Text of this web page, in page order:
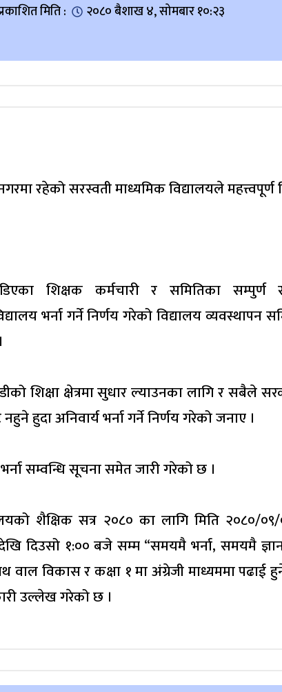
मिति : २०८० बैशाख ४, सोमबार १०:२३
रहेको सरस्वती माध्यमिक विद्यालयले महत्त्वपूर्ण
शिक्षक कर्मचारी र समितिका
भर्ना गर्ने निर्णय गरेको विद्यालय व्यवस्थापन
शिक्षा क्षेत्रमा सुधार ल्याउनका लागि र सबैले
हुदा अनिवार्य भर्ना गर्ने निर्णय गरेको जनाए ।
सम्वन्धि सूचना समेत जारी गरेको छ ।
शैक्षिक सत्र २०८० का लागि मिति २०८०/
दिउसो १:०० बजे सम्म “समयमै भर्ना, समयमै
वाल विकास र कक्षा १ मा अंग्रेजी माध्यममा पढाई
उल्लेख गरेको छ ।